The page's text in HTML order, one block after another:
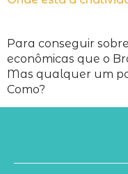
Para conseguir
econômicas que o
Mas qualquer um
Como?